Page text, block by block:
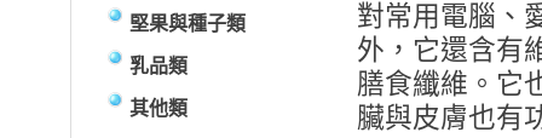
堅果與種子類
乳品類
其他類
對常用電腦、
外，它還含有
膳食纖維。它
臟與皮膚也有